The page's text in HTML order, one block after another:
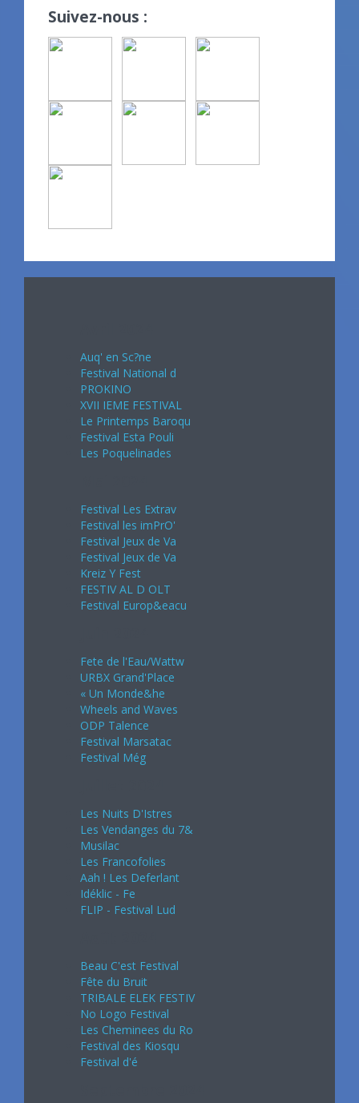
Suivez-nous :
Auq' en Sc?ne
Festival National d
PROKINO
XVII IEME FESTIVAL
Le Printemps Baroqu
Festival Esta Pouli
Les Poquelinades
Festival Les Extrav
Festival les imPrO'
Festival Jeux de Va
Festival Jeux de Va
Kreiz Y Fest
FESTIV AL D OLT
Festival Europ&eacu
Fete de l'Eau/Wattw
URBX Grand'Place
« Un Monde&he
Wheels and Waves
ODP Talence
Festival Marsatac
Festival Még
Les Nuits D'Istres
Les Vendanges du 7&
Musilac
Les Francofolies
Aah ! Les Deferlant
Idéklic - Fe
FLIP - Festival Lud
Beau C'est Festival
Fête du Bruit
TRIBALE ELEK FESTIV
No Logo Festival
Les Cheminees du Ro
Festival des Kiosqu
Festival d'é